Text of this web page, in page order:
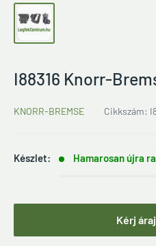
I88316 Knorr-
KNORR-BREMSE Cikkszám:
Készlet: Hamarosan újra
Kérj